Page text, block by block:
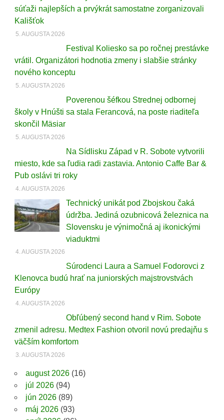
súťaži najlepších a prvýkrát samostatne zorganizovali
Kališťok
5. AUGUSTA 2026
Festival Koliesko sa po ročnej prestávke
vrátil. Organizátori hodnotia zmeny i slabšie stránky
nového konceptu
5. AUGUSTA 2026
Poverenou šéfkou Strednej odbornej
školy v Hnúšti sa stala Ferancová, na poste riaditeľa
skončil Mäsiar
5. AUGUSTA 2026
Na Sídlisku Západ v R. Sobote vytvorili
miesto, kde sa ľudia radi zastavia. Antonio Caffe Bar &
Pub oslávi tri roky
4. AUGUSTA 2026
Technický unikát pod Zbojskou čaká
údržba. Jediná ozubnicová železnica na
Slovensku je výnimočná aj ikonickými
viaduktmi
4. AUGUSTA 2026
Súrodenci Laura a Samuel Fodorovci z
Klenovca budú hrať na juniorských majstrovstvách
Európy
4. AUGUSTA 2026
Obľúbený second hand v Rim. Sobote
zmenil adresu. Medtex Fashion otvoril novú predajňu s
väčším komfortom
3. AUGUSTA 2026
august 2026(16)
júl 2026(94)
jún 2026(89)
máj 2026(93)